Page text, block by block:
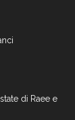
di Raee e